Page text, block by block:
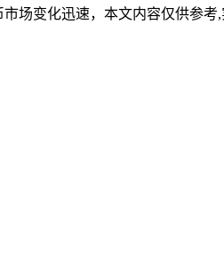
场变化迅速，本文内容仅供参